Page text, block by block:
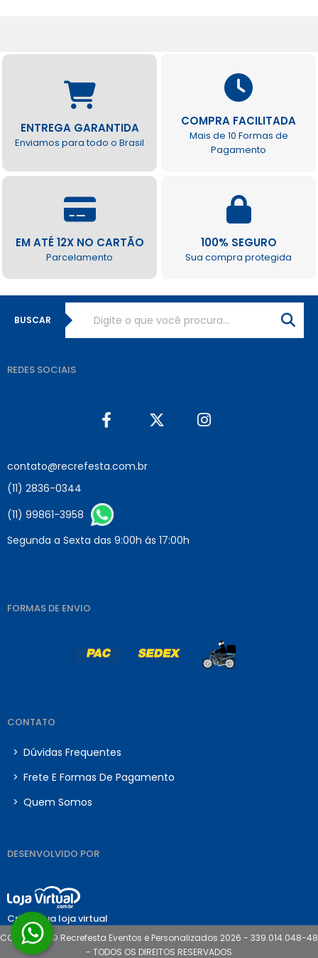
ENTREGA GARANTIDA
Enviamos para todo o Brasil
COMPRA FACILITADA
Mais de 10 Formas de
Pagamento
EM ATÉ 12X NO CARTÃO
Parcelamento
100% SEGURO
Sua compra protegida
BUSCAR
REDES SOCIAIS
contato@recrefesta.com.br
(11) 2836-0344
(11) 99861-3958
Segunda a Sexta das 9:00h ás 17:00h
FORMAS DE ENVIO
CONTATO
> Dúvidas Frequentes
> Frete E Formas De Pagamento
> Quem Somos
DESENVOLVIDO POR
Crie já sua loja virtual
COPYRIGHT © Recrefesta Eventos e Personalizados 2026 - 339.014.048-48
- TODOS OS DIREITOS RESERVADOS